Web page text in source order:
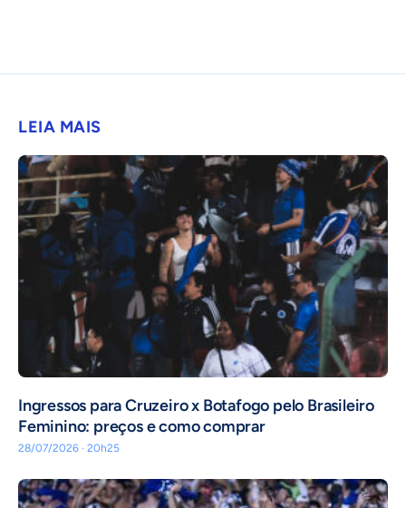
LEIA MAIS
Ingressos para Cruzeiro x Botafogo pelo Brasileiro
Feminino: preços e como comprar
28/07/2026 · 20h25